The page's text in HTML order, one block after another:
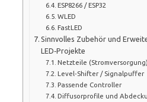
ESP8266 / ESP32
WLED
FastLED
Sinnvolles Zubehör und
LED‑Projekte
Netzteile (Stromversorgung)
Level‑Shifter / Signalpuffer
Passende Controller
Diffusorprofile und